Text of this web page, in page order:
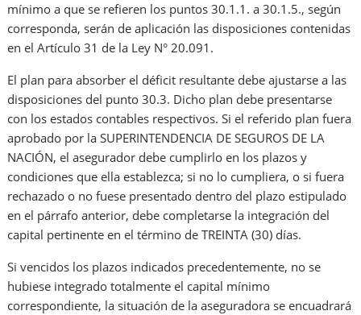
mínimo a que se refieren los puntos 30.1.1. a 30.1.5., según
corresponda, serán de aplicación las disposiciones contenidas
en el Artículo 31 de la Ley N° 20.091.
El plan para absorber el déficit resultante debe ajustarse a las
disposiciones del punto 30.3. Dicho plan debe presentarse
con los estados contables respectivos. Si el referido plan fuera
aprobado por la SUPERINTENDENCIA DE SEGUROS DE LA
NACIÓN, el asegurador debe cumplirlo en los plazos y
condiciones que ella establezca; si no lo cumpliera, o si fuera
rechazado o no fuese presentado dentro del plazo estipulado
en el párrafo anterior, debe completarse la integración del
capital pertinente en el término de TREINTA (30) días.
Si vencidos los plazos indicados precedentemente, no se
hubiese integrado totalmente el capital mínimo
correspondiente, la situación de la aseguradora se encuadrará